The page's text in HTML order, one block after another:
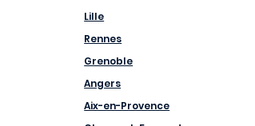
Lille
Rennes
Grenoble
Angers
Aix-en-Provence